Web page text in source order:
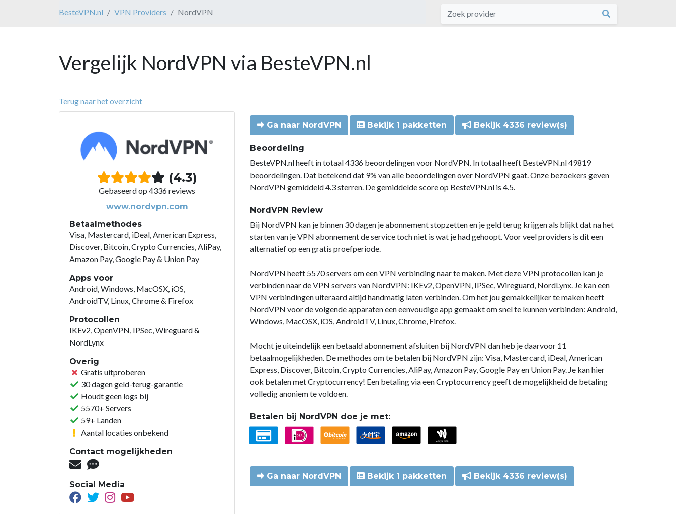
BesteVPN.nl VPN Providers NordVPN
Vergelijk NordVPN via BesteVPN.nl
Terug naar het overzicht
(4.3)
Gebaseerd op 4336 reviews
www.nordvpn.com
Betaalmethodes
Visa, Mastercard, iDeal, American Express,
Discover, Bitcoin, Crypto Currencies, AliPay,
Amazon Pay, Google Pay & Union Pay
Apps voor
Android, Windows, MacOSX, iOS,
AndroidTV, Linux, Chrome & Firefox
Protocollen
IKEv2, OpenVPN, IPSec, Wireguard &
NordLynx
Overig
Gratis uitproberen
30 dagen geld-terug-garantie
Houdt geen logs bij
5570+ Servers
59+ Landen
Aantal locaties onbekend
Contact mogelijkheden
Social Media
Ga naar NordVPN Bekijk 1 pakketten Bekijk 4336 review(s)
Beoordeling
BesteVPN.nl heeft in totaal 4336 beoordelingen voor NordVPN. In totaal heeft BesteVPN.nl 49819
beoordelingen. Dat betekend dat 9% van alle beoordelingen over NordVPN gaat. Onze bezoekers geven
NordVPN gemiddeld 4.3 sterren. De gemiddelde score op BesteVPN.nl is 4.5.
NordVPN Review
Bij NordVPN kan je binnen 30 dagen je abonnement stopzetten en je geld terug krijgen als blijkt dat na het
starten van je VPN abonnement de service toch niet is wat je had gehoopt. Voor veel providers is dit een
alternatief op een gratis proefperiode.
NordVPN heeft 5570 servers om een VPN verbinding naar te maken. Met deze VPN protocollen kan je
verbinden naar de VPN servers van NordVPN: IKEv2, OpenVPN, IPSec, Wireguard, NordLynx. Je kan een
VPN verbindingen uiteraard altijd handmatig laten verbinden. Om het jou gemakkelijker te maken heeft
NordVPN voor de volgende apparaten een eenvoudige app gemaakt om snel te kunnen verbinden: Android,
Windows, MacOSX, iOS, AndroidTV, Linux, Chrome, Firefox.
Mocht je uiteindelijk een betaald abonnement afsluiten bij NordVPN dan heb je daarvoor 11
betaalmogelijkheden. De methodes om te betalen bij NordVPN zijn: Visa, Mastercard, iDeal, American
Express, Discover, Bitcoin, Crypto Currencies, AliPay, Amazon Pay, Google Pay en Union Pay. Je kan hier
ook betalen met Cryptocurrency! Een betaling via een Cryptocurrency geeft de mogelijkheid de betaling
volledig anoniem te voldoen.
Betalen bij NordVPN doe je met:
Ga naar NordVPN Bekijk 1 pakketten Bekijk 4336 review(s)